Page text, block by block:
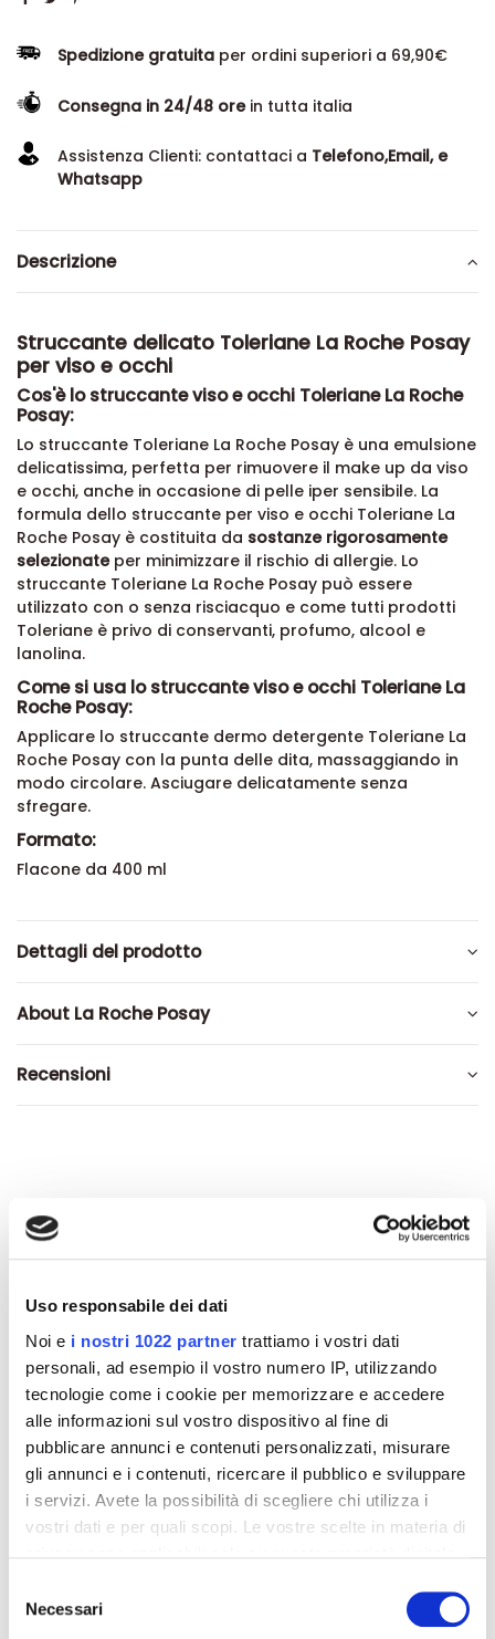
Uso responsabile dei dati
Noi e i nostri 1022 partner trattiamo i vostri dati
personali, ad esempio il vostro numero IP, utilizzando
tecnologie come i cookie per memorizzare e accedere
alle informazioni sul vostro dispositivo al fine di
pubblicare annunci e contenuti personalizzati, misurare
gli annunci e i contenuti, ricercare il pubblico e sviluppare
i servizi. Avete la possibilità di scegliere chi utilizza i
vostri dati e per quali scopi. Le vostre scelte in materia di
modificare o revocare il proprio consenso in qualsiasi
momento dalla Dichiarazione sui cookie o facendo clic
delNecessari
Spedizione gratuita per ordini superiori a 69,90€
Consegna in 24/48 orein tutta italia
Assistenza Clienti: contattaci a Telefono,Email, e
Whatsapp
Descrizione
Struccante delicato Toleriane La Roche Posay
per viso e occhi
Cos'è lo struccante viso e occhi Toleriane La Roche
Posay:
Lo struccante Toleriane La Roche Posay è una emulsione
delicatissima, perfetta per rimuovere il make up da viso
e occhi, anche in occasione di pelle iper sensibile. La
formula dello struccante per viso e occhi Toleriane La
Roche Posay è costituita da sostanze rigorosamente
selezionateper minimizzare il rischio di allergie. Lo
struccante Toleriane La Roche Posay può essere
utilizzato con o senza risciacquo e come tutti prodotti
Toleriane è privo di conservanti, profumo, alcool e
lanolina.
Come si usa lo struccante viso e occhi Toleriane La
Roche Posay:
Applicare lo struccante dermo detergente Toleriane La
Roche Posay con la punta delle dita, massaggiando in
modo circolare. Asciugare delicatamente senza
sfregare.
Formato:
Flacone da 400 ml
Dettagli del prodotto
About La Roche Posay
Recensioni
Altri prodotti che potrebbero
Amin 21 K al cacao - 21
-42%
Integratori per dimagrire
Amin 21 K neutro